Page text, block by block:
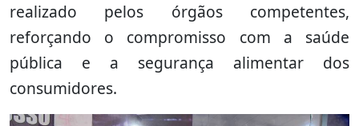
realizado pelos órgãos competentes,
reforçando o compromisso com a saúde
pública e a segurança alimentar dos
consumidores.